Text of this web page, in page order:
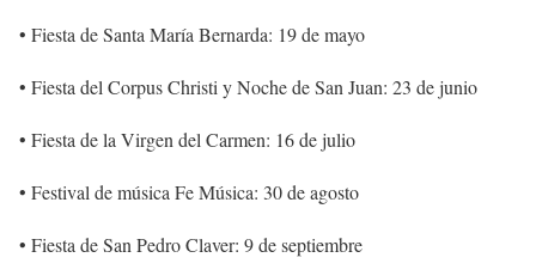
• Fiesta de Santa María Bernarda: 19 de mayo
• Fiesta del Corpus Christi y Noche de San Juan: 23 de junio
• Fiesta de la Virgen del Carmen: 16 de julio
• Festival de música Fe Música: 30 de agosto
• Fiesta de San Pedro Claver: 9 de septiembre